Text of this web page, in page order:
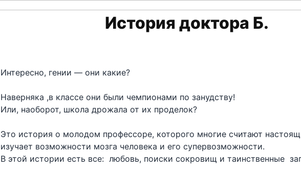
История доктора Б.
Интересно, гении — они какие?
Наверняка ,в классе они были чемпионами по занудству!
Или, наоборот, школа дрожала от их проделок?
Это история о молодом профессоре, которого многие считают
изучает возможности мозга человека и его супервозможности.
В этой истории есть все: любовь, поиски сокровищ и таинственные